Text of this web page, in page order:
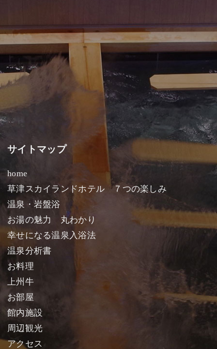
サイトマップ
home
草津スカイランドホテル ７つの楽しみ
温泉・岩盤浴
お湯の魅力 丸わかり
幸せになる温泉入浴法
温泉分析書
お料理
上州牛
お部屋
館内施設
周辺観光
アクセス